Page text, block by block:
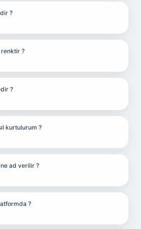
?
renktir ?
?
kurtulurum ?
ad verilir ?
?